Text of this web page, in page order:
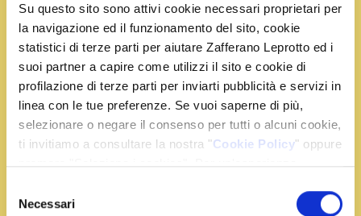
Su questo sito sono attivi cookie necessari proprietari per
la navigazione ed il funzionamento del sito, cookie
statistici di terze parti per aiutare Zafferano Leprotto ed i
suoi partner a capire come utilizzi il sito e cookie di
profilazione di terze parti per inviarti pubblicità e servizi in
linea con le tue preferenze. Se vuoi saperne di più,
selezionare o negare il consenso per tutti o alcuni cookie,
ti invitiamo a consultare la nostra "Cookie Policy" oppure
premere "Seleziona i cookies". Per un'esperienza
delNecessari
Zafferano Leprotto è una vera esplosione di gusto che
unisce tradizione e originalità!
Vai alla ricetta
Frullato ghiacciato allo